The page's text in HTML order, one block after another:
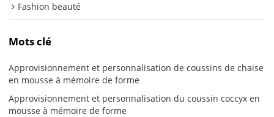
Fashion beauté
Mots clé
Approvisionnement et personnalisation de coussins de chaise
en mousse à mémoire de forme
Approvisionnement et personnalisation du coussin coccyx en
mousse à mémoire de forme